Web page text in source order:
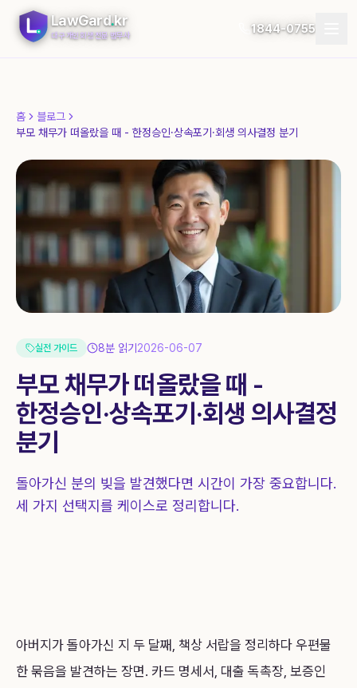
LawGard.kr
대구 개인회생 전문 법무사 1844-0755
개인파산
지역
자가진단
후기
상담 신청 1844-0755
홈
블로그
부모 채무가 떠올랐을 때 - 한정승인·상속포기·회생 의사결정 분기
실전 가이드 8분 읽기 2026-06-07
부모 채무가 떠올랐을 때 -
한정승인·상속포기·회생 의사결정
분기
돌아가신 분의 빚을 발견했다면 시간이 가장 중요합니다.
세 가지 선택지를 케이스로 정리합니다.
아버지가 돌아가신 지 두 달째, 책상 서랍을 정리하다 우편물
한 묶음을 발견하는 장면. 카드 명세서, 대출 독촉장, 보증인